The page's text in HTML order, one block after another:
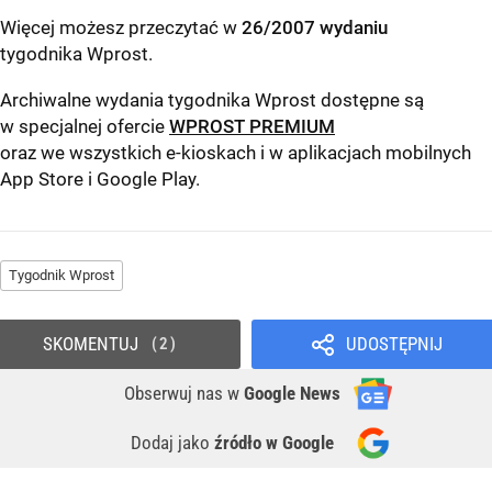
Więcej możesz przeczytać w 26/2007 wydaniu
tygodnika Wprost.
Archiwalne wydania tygodnika Wprost dostępne są
w specjalnej ofercie WPROST PREMIUM
oraz we wszystkich e-kioskach i w aplikacjach mobilnych
App Store i Google Play.
Tygodnik Wprost
UDOSTĘPNIJ
Obserwuj nas w Google News
Dodaj jako źródło w Google
SKOMENTUJ 2